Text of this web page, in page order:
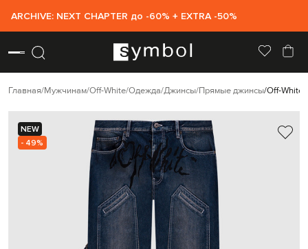
ARCHIVE: NEXT CHAPTER до -60% + EXTRA -50%
Главная Мужчинам Off-White Одежда Джинсы Прямые джинсы Off-White
NEW
- 49%